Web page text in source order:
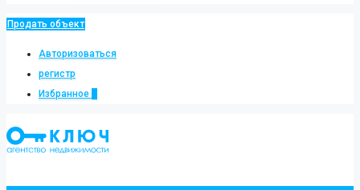
Продать объект
Авторизоваться
регистр
Избранное